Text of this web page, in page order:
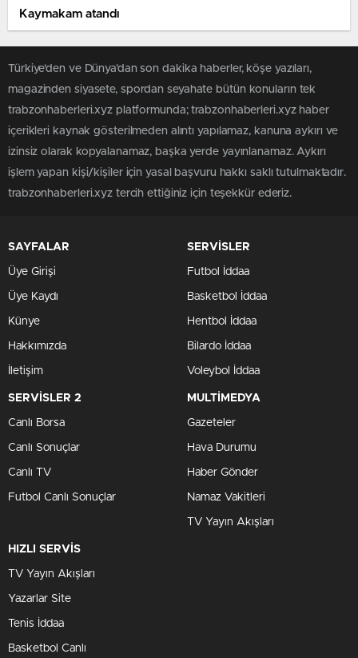
Kaymakam atandı
Türkiye'den ve Dünya’dan son dakika haberler, köşe yazıları,
magazinden siyasete, spordan seyahate bütün konuların tek
trabzonhaberleri.xyz platformunda; trabzonhaberleri.xyz haber
içerikleri kaynak gösterilmeden alıntı yapılamaz, kanuna aykırı ve
izinsiz olarak kopyalanamaz, başka yerde yayınlanamaz. Aykırı
işlem yapan kişi/kişiler için yasal başvuru hakkı saklı tutulmaktadır.
trabzonhaberleri.xyz tercih ettiğiniz için teşekkür ederiz.
SAYFALAR
Üye Girişi
Üye Kaydı
Künye
Hakkımızda
İletişim
SERVİSLER
Futbol İddaa
Basketbol İddaa
Hentbol İddaa
Bilardo İddaa
Voleybol İddaa
SERVİSLER 2
Canlı Borsa
Canlı Sonuçlar
Canlı TV
Futbol Canlı Sonuçlar
MULTİMEDYA
Gazeteler
Hava Durumu
Haber Gönder
Namaz Vakitleri
TV Yayın Akışları
HIZLI SERVİS
TV Yayın Akışları
Yazarlar Site
Tenis İddaa
Basketbol Canlı